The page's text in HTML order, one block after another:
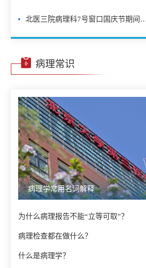
北医三院病理科7号窗口国庆节期
病理常识
病理学常用名词解释
为什么病理报告不能“立等可取”？
病理检查都在做什么？
什么是病理学？